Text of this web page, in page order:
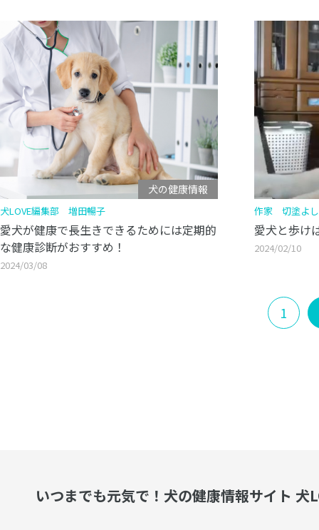
犬の健康情報
犬LOVE編集部 増田暢子
愛犬が健康で長生きできるためには定期的
な健康診断がおすすめ！
2024/03/08
作家 切塗よ
愛犬と歩け
2024/02/10
1
いつまでも元気で！ 犬の健康情報サイト 犬